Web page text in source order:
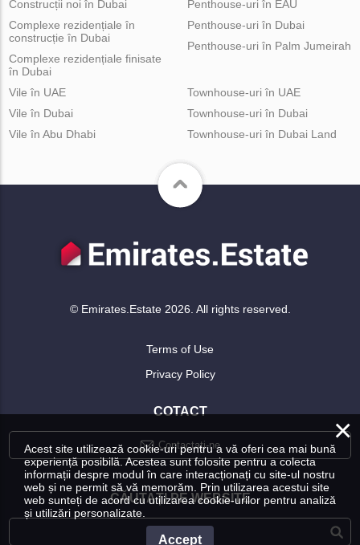
Construcții noi în Dubai
Complexe rezidențiale în
construcție în Dubai
Complexe rezidențiale finisate
în Dubai
Penthouse-uri în EAU
Penthouse-uri în Dubai
Penthouse-uri în Palm Jumeirah
Vile în UAE
Vile în Dubai
Vile în Abu Dhabi
Townhouse-uri în UAE
Townhouse-uri în Dubai
Townhouse-uri în Dubai Land
© Emirates.Estate 2026. All rights reserved.
Terms of Use
Privacy Policy
COTACT
Contactați-ne
CĂUTAȚI PE WEBSITE
×
Acest site utilizează cookie-uri pentru a vă oferi cea mai bună
experiență posibilă. Acestea sunt folosite pentru a colecta
informații despre modul în care interacționați cu site-ul nostru
web și ne permit să vă memorăm. Prin utilizarea acestui site
web sunteți de acord cu utilizarea cookie-urilor pentru analiză
și utilizări personalizate.
Accept